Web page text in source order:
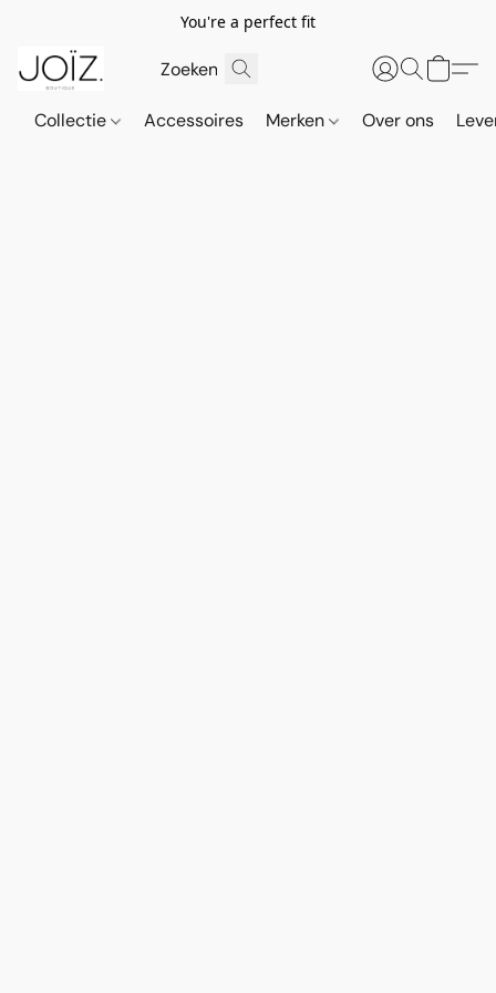
You're a perfect fit
Collectie Accessoires Merken Over ons